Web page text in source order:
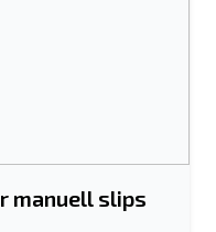
manuell slips